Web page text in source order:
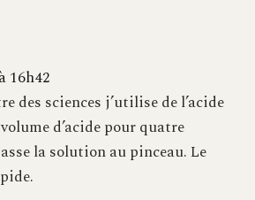
16h42
des sciences j’utilise de l’acide
d’acide pour quatre
la solution au pinceau. Le